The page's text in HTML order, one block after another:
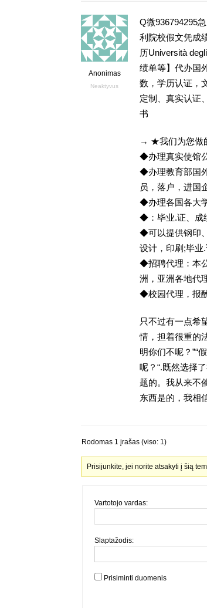
Anonimas
Neaktyvus
Q微936794295
利院校假文凭成
历Università
绩单等】代办国
数，学历认证，
定制、真实认证
书
→ ★我们为您做
◆办理真实使馆
◆办理教育部国
员，落户，进国
◆办理各国各大
◆：毕业.证、成
◆可以提供钢印
设计，印刷;毕业
◆招聘代理：本
洲，亚洲各地代
◆校园代理，报
只不过有一点希
情，担着很重的
明你们不呢？”“
呢？“.既然选择
题的。我从来不
东西是的，我相
Rodomas 1 įrašas (viso: 1)
Prisijunkite, jei norite atsakyti į šią
Vartotojo vardas:
Slaptažodis:
Prisiminti duomenis